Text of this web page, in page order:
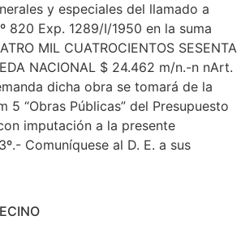
y especiales del llamado a
820 Exp. 1289/I/1950 en la suma
MIL CUATROCIENTOS SESENTA
NACIONAL $ 24.462 m/n.-n nArt.
dicha obra se tomará de la
5 “Obras Públicas” del Presupuesto
imputación a la presente
Comuníquese al D. E. a sus